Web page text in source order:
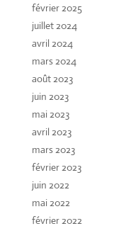
février 2025
juillet 2024
avril 2024
mars 2024
août 2023
juin 2023
mai 2023
avril 2023
mars 2023
février 2023
juin 2022
mai 2022
février 2022